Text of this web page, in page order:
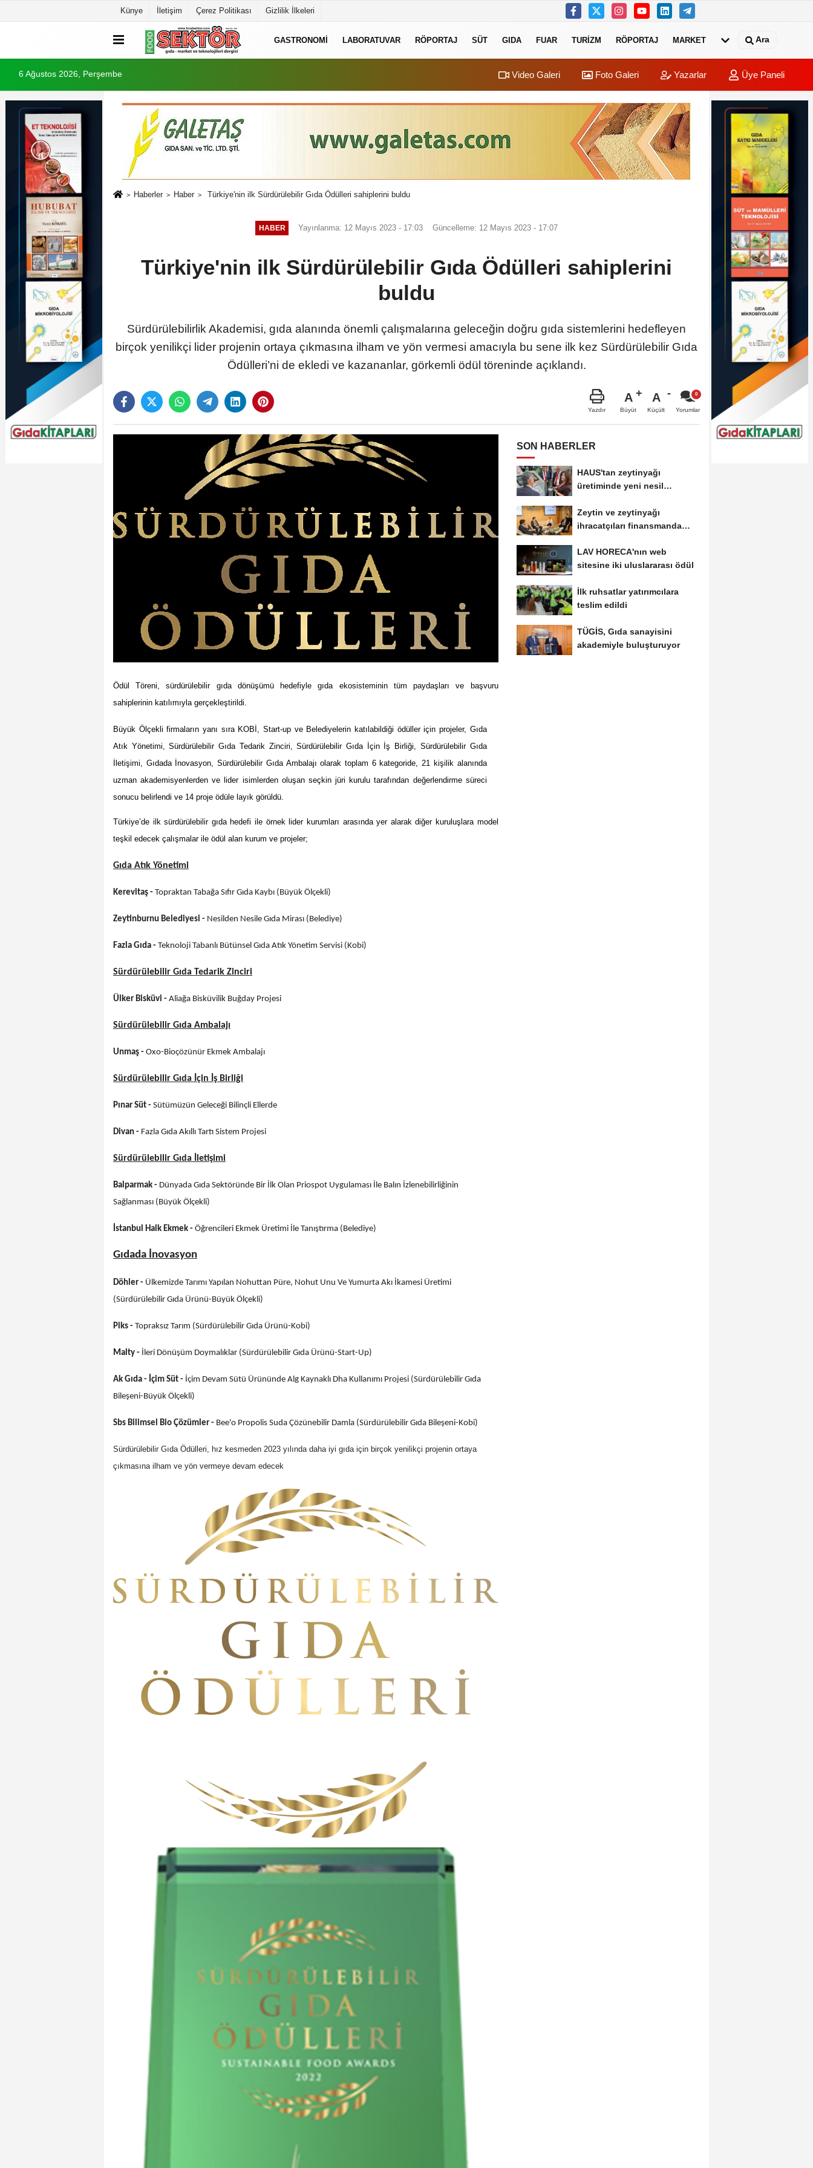
Künye İletişim Çerez Politikası Gizlilik İlkeleri
GASTRONOMI LABORATUVAR RÖPORTAJ SÜT GIDA FUAR TURIZM RÖPORTAJ MARKET Ara
6 Ağustos 2026, Perşembe Video Galeri Foto Galeri Yazarlar Üye Paneli
Haberler Haber Türkiye'nin ilk Sürdürülebilir Gıda Ödülleri sahiplerini buldu
HABER Yayınlanma: 12 Mayıs 2023 - 17:03 Güncelleme: 12 Mayıs 2023 - 17:07
Türkiye'nin ilk Sürdürülebilir Gıda Ödülleri sahiplerini
buldu
Sürdürülebilirlik Akademisi, gıda alanında önemli çalışmalarına geleceğin doğru gıda sistemlerini hedefleyen
birçok yenilikçi lider projenin ortaya çıkmasına ilham ve yön vermesi amacıyla bu sene ilk kez Sürdürülebilir Gıda
Ödülleri’ni de ekledi ve kazananlar, görkemli ödül töreninde açıklandı.
Yazdır
A
Büyüt
A
Küçült Yorumlar
Ödül Töreni, sürdürülebilir gıda dönüşümü hedefiyle gıda ekosisteminin tüm paydaşları ve başvuru
sahiplerinin katılımıyla gerçekleştirildi.
Büyük Ölçekli firmaların yanı sıra KOBİ, Start-up ve Belediyelerin katılabildiği ödüller için projeler, Gıda
Atık Yönetimi, Sürdürülebilir Gıda Tedarik Zinciri, Sürdürülebilir Gıda İçin İş Birliği, Sürdürülebilir Gıda
İletişimi, Gıdada İnovasyon, Sürdürülebilir Gıda Ambalajı olarak toplam 6 kategoride, 21 kişilik alanında
uzman akademisyenlerden ve lider isimlerden oluşan seçkin jüri kurulu tarafından değerlendirme süreci
sonucu belirlendi ve 14 proje ödüle layık görüldü.
Türkiye’de ilk sürdürülebilir gıda hedefi ile örnek lider kurumları arasında yer alarak diğer kuruluşlara model
teşkil edecek çalışmalar ile ödül alan kurum ve projeler;
Gıda Atık Yönetimi
Kerevitaş - Topraktan Tabağa Sıfır Gıda Kaybı (Büyük Ölçekli)
Zeytinburnu Belediyesi - Nesilden Nesile Gıda Mirası (Belediye)
Fazla Gıda - Teknoloji Tabanlı Bütünsel Gıda Atık Yönetim Servisi (Kobi)
Sürdürülebilir Gıda Tedarik Zinciri
Ülker Bisküvi - Aliağa Bisküvilik Buğday Projesi
Sürdürülebilir Gıda Ambalajı
Unmaş - Oxo-Bioçözünür Ekmek Ambalajı
Sürdürülebilir Gıda İçin İş Birliği
Pınar Süt - Sütümüzün Geleceği Bilinçli Ellerde
Divan - Fazla Gıda Akıllı Tartı Sistem Projesi
Sürdürülebilir Gıda İletişimi
Balparmak - Dünyada Gıda Sektöründe Bir İlk Olan Priospot Uygulaması İle Balın İzlenebilirliğinin
Sağlanması (Büyük Ölçekli)
İstanbul Halk Ekmek - Öğrencileri Ekmek Üretimi İle Tanıştırma (Belediye)
Gıdada İnovasyon
Döhler - Ülkemizde Tarımı Yapılan Nohuttan Püre, Nohut Unu Ve Yumurta Akı İkamesi Üretimi
(Sürdürülebilir Gıda Ürünü-Büyük Ölçekli)
Piks - Topraksız Tarım (Sürdürülebilir Gıda Ürünü-Kobi)
Malty - İleri Dönüşüm Doymalıklar (Sürdürülebilir Gıda Ürünü-Start-Up)
Ak Gıda - İçim Süt - İçim Devam Sütü Ürününde Alg Kaynaklı Dha Kullanımı Projesi (Sürdürülebilir Gıda
Bileşeni-Büyük Ölçekli)
Sbs Bilimsel Bio Çözümler - Bee'o Propolis Suda Çözünebilir Damla (Sürdürülebilir Gıda Bileşeni-Kobi)
Sürdürülebilir Gıda Ödülleri, hız kesmeden 2023 yılında daha iyi gıda için birçok yenilikçi projenin ortaya
çıkmasına ilham ve yön vermeye devam edecek
SON HABERLER
HAUS'tan zeytinyağı
üretiminde yeni nesil
Zeytin ve zeytinyağı
ihracatçıları finansmanda
LAV HORECA'nın web
sitesine iki uluslararası ödül
İlk ruhsatlar yatırımcılara
teslim edildi
TÜGİS, Gıda sanayisini
akademiyle buluşturuyor